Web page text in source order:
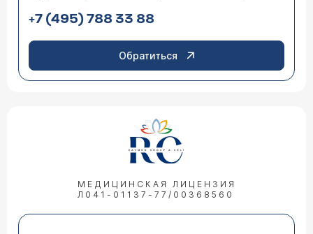
+7 (495) 788 33 88
Обратиться
МЕДИЦИНСКАЯ ЛИЦЕНЗИЯ
Л041-01137-77/00368560